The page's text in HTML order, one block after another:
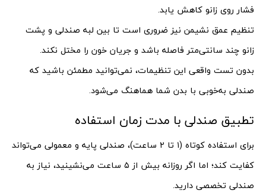
فشار روی زانو کاهش یابد.
تنظیم عمق نشیمن نیز ضروری است تا بین لبه صندلی و پشت
زانو چند سانتی‌متر فاصله باشد و جریان خون را مختل نکند.
بدون تست واقعی این تنظیمات، نمی‌توانید مطمئن باشید که
صندلی به‌خوبی با بدن شما هماهنگ می‌شود.
تطبیق صندلی با مدت زمان استفاده
برای استفاده کوتاه (۱ تا ۲ ساعت)، صندلی پایه و معمولی می‌تواند
کفایت کند؛ اما اگر روزانه بیش از ۵ ساعت می‌نشینید، نیاز به
صندلی تخصصی دارید.